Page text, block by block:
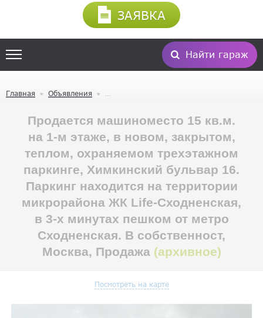
Найти гараж
ЗАЯВКА
Главная Объявления
Продается машиноместо 15 кв.м.
на 1-м этаже, в новом, закрытом,
теплом, охраняемом трехэтажном
паркинге, Химкинский бульвар 16.
Паркинг находится на территории
микрорайона ЖК Life-Сходненская,
в 3-х минутах пешком от метро
Сходненская. В собственност,
Москва, Продажа (архивное)
Посмотреть на карте